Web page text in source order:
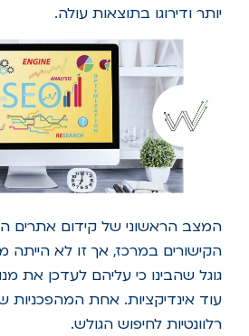
יותר ודירוגו בתוצאות עולה.
המצב הראשוני של קידום אתרים
הקישורים במרכז, אך זו לא הייתה
גוגל שהבינו כי עליהם לעדכן את
עוד אינדיקציות. אחת המהפכניות
רלוונטיות לחיפוש הגולש.